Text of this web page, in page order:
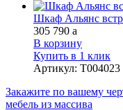
Шкаф Альянс
305 790 a
В корзину
Купить в 1 клик
Артикул: Т004023
Закажите по вашему
мебель из массива